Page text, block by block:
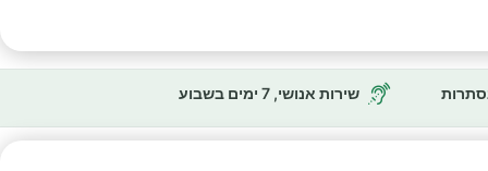
שירות אנושי, 7 ימים בשבוע